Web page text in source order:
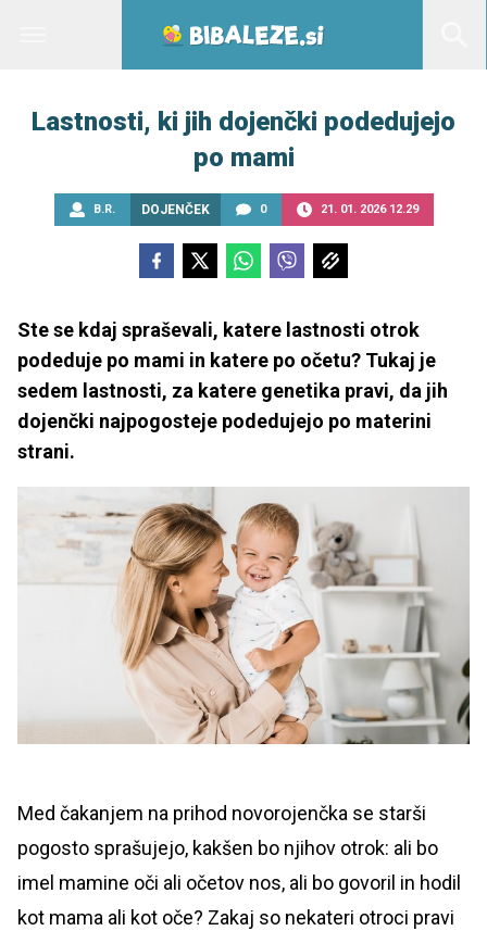
Lastnosti, ki jih dojenčki podedujejo
po mami
B.R. DOJENČEK 0 21. 01. 2026 12.29
Ste se kdaj spraševali, katere lastnosti otrok
podeduje po mami in katere po očetu? Tukaj je
sedem lastnosti, za katere genetika pravi, da jih
dojenčki najpogosteje podedujejo po materini
strani.
Med čakanjem na prihod novorojenčka se starši
pogosto sprašujejo, kakšen bo njihov otrok: ali bo
imel mamine oči ali očetov nos, ali bo govoril in hodil
kot mama ali kot oče? Zakaj so nekateri otroci pravi